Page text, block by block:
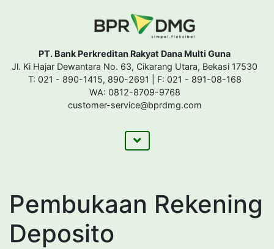
PT. Bank Perkreditan Rakyat Dana Multi Guna
Jl. Ki Hajar Dewantara No. 63, Cikarang Utara, Bekasi 17530
T: 021 - 890-1415, 890-2691 | F: 021 - 891-08-168
WA: 0812-8709-9768
customer-service@bprdmg.com
Pembukaan Rekening
Deposito